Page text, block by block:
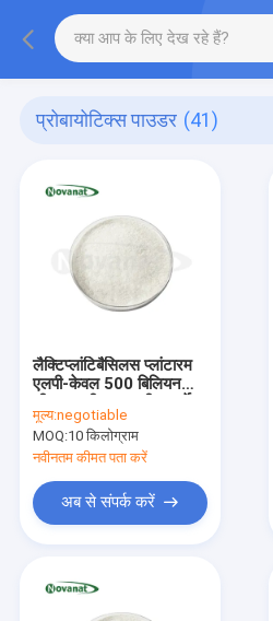
प्रोबायोटिक्स पाउडर (41)
लैक्टिप्लांटिबैसिलस प्लांटारम
एलपी-केवल 500 बिलियन
मुक्त/ग्लूटेन मुक्त/डेयरी मुक्त
मूल्य:negotiable
MOQ:10 किलोग्राम
नवीनतम कीमत पता करें
अब से संपर्क करें